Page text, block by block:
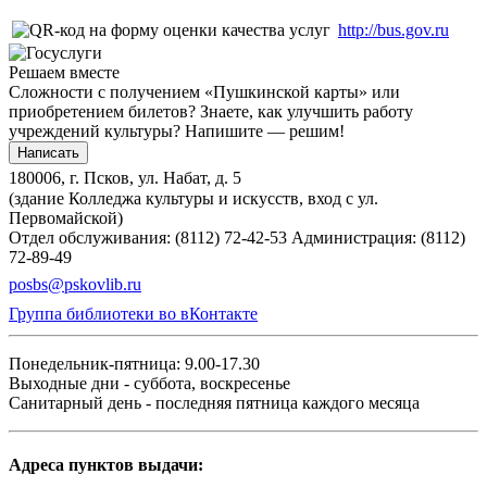
http://bus.gov.ru
Решаем вместе
Сложности с получением «Пушкинской карты» или
приобретением билетов? Знаете, как улучшить работу
учреждений культуры? Напишите — решим!
Написать
180006, г. Псков, ул. Набат, д. 5
(здание Колледжа культуры и искусств, вход с ул.
Первомайской)
Отдел обслуживания: (8112) 72-42-53 Администрация: (8112)
72-89-49
posbs@pskovlib.ru
Группа библиотеки во вКонтакте
Понедельник-пятница: 9.00-17.30
Выходные дни - суббота, воскресенье
Санитарный день - последняя пятница каждого месяца
Адреса пунктов выдачи: